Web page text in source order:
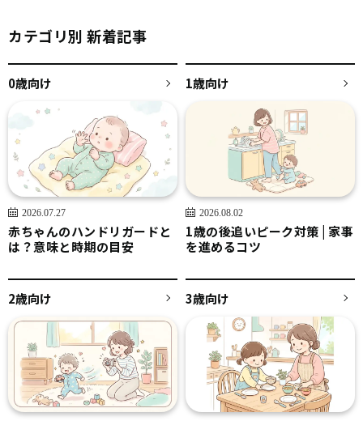
カテゴリ別 新着記事
0歳向け
2026.07.27
赤ちゃんのハンドリガードと
は？意味と時期の目安
1歳向け
2026.08.02
1歳の後追いピーク対策 | 家事
を進めるコツ
2歳向け 3歳向け